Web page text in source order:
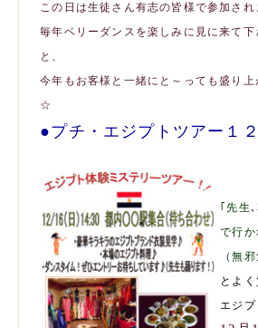
この日は生徒さん有志の皆様で参加され
毎年ベリーダンスを楽しみに見に来て下
と、
今年もお客様と一緒にと～っても盛り
☆
●プチ・エジプトツアー１
｢先生
で行か
（無
とよ
エジプ